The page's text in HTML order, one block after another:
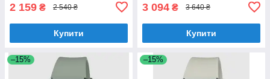
2 159 ₴ 2 540 ₴
Купити
3 094 ₴ 3 640 ₴
Купити
–15% –15%